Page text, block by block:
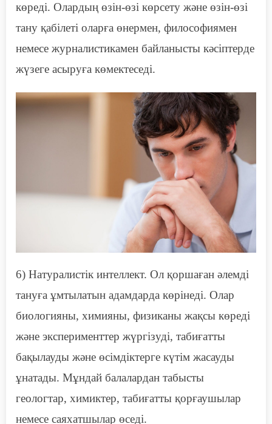
көреді. Олардың өзін-өзі көрсету және өзін-өзі
тану қабілеті оларға өнермен, философиямен
немесе журналистикамен байланысты кәсіптерде
жүзеге асыруға көмектеседі.
6) Натуралистік интеллект. Ол қоршаған әлемді
тануға ұмтылатын адамдарда көрінеді. Олар
биологияны, химияны, физиканы жақсы көреді
және эксперименттер жүргізуді, табиғатты
бақылауды және өсімдіктерге күтім жасауды
ұнатады. Мұндай балалардан табысты
геологтар, химиктер, табиғатты қорғаушылар
немесе саяхатшылар өседі.